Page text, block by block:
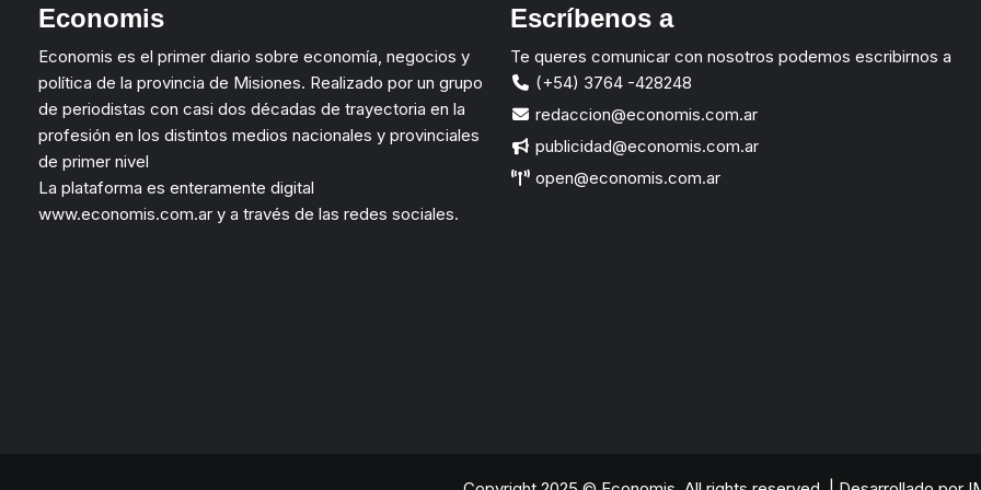
Economis
Economis es el primer diario sobre economía, negocios y
política de la provincia de Misiones. Realizado por un grupo
de periodistas con casi dos décadas de trayectoria en la
profesión en los distintos medios nacionales y provinciales
de primer nivel
La plataforma es enteramente digital
www.economis.com.ar y a través de las redes sociales.
Escríbenos a
Te queres comunicar con nosotros podemos escribirnos a
(+54) 3764 -428248
redaccion@economis.com.ar
publicidad@economis.com.ar
open@economis.com.ar